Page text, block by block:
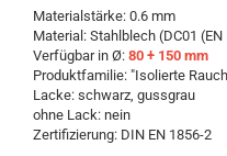
Materialstärke: 0.6 mm
Material: Stahlblech (DC01
Verfügbar in Ø: 80 + 150 mm
Produktfamilie: "Isolierte
Lacke: schwarz, gussgrau
ohne Lack: nein
Zertifizierung: DIN EN 1856-2